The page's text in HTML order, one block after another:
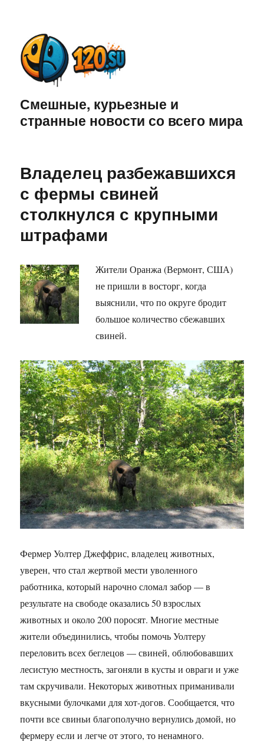
Смешные, курьезные и
странные новости со всего мира
Владелец разбежавшихся
с фермы свиней
столкнулся с крупными
штрафами
Жители Оранжа (Вермонт, США)
не пришли в восторг, когда
выяснили, что по округе бродит
большое количество сбежавших
свиней.
Фермер Уолтер Джеффрис, владелец животных,
уверен, что стал жертвой мести уволенного
работника, который нарочно сломал забор — в
результате на свободе оказались 50 взрослых
животных и около 200 поросят. Многие местные
жители объединились, чтобы помочь Уолтеру
переловить всех беглецов — свиней, облюбовавших
лесистую местность, загоняли в кусты и овраги и уже
там скручивали. Некоторых животных приманивали
вкусными булочками для хот-догов. Сообщается, что
почти все свиньи благополучно вернулись домой, но
фермеру если и легче от этого, то ненамного.